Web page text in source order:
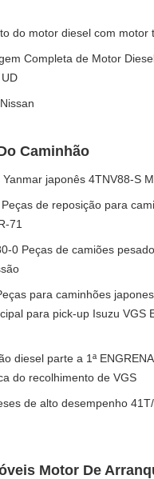
do motor diesel com
Completa de Motor
Caminhão
japonês 4TNV88-S
de reposição para
71
0 Peças de camiões
para caminhões
para pick-up Isuzu VGS
diesel parte a 1ª
do recolhimento de VGS
de alto desempenho
Motor De